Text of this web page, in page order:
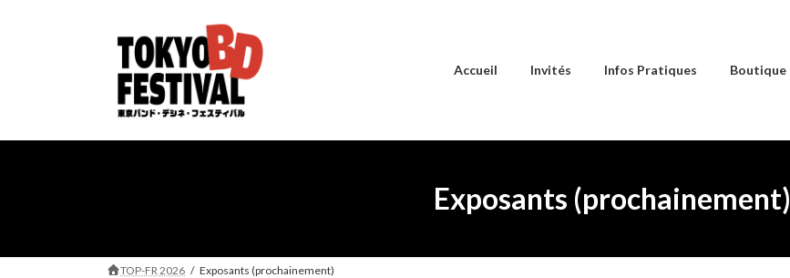
Accueil Invités Infos Pratiques Boutique
Exposants (prochainement)
TOP-FR 2026 Exposants (prochainement)